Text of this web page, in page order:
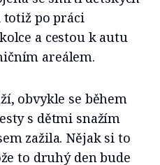
totiž po práci
a cestou k autu
areálem.
obvykle se během
s dětmi snažím
zažila. Nějak si to
to druhý den bude